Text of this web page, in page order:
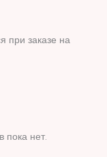
при заказе на
пока нет.